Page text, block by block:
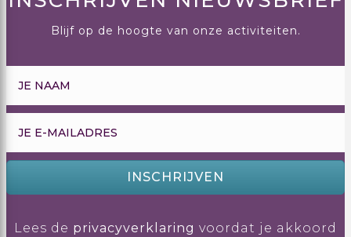
Blijf op de hoogte van onze activiteiten.
INSCHRIJVEN
Lees de privacyverklaring voordat je akkoord